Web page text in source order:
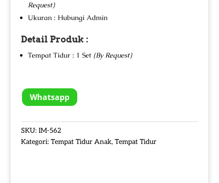
Request)
Ukuran : Hubungi Admin
Detail Produk :
Tempat Tidur : 1 Set (By Request)
Whatsapp
SKU: IM-562
Kategori: Tempat Tidur Anak, Tempat Tidur